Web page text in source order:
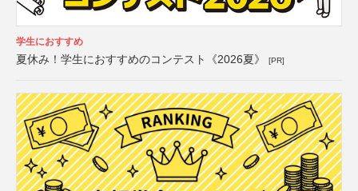
学生におすすめ
夏休み！学生におすすめのコンテスト《2026夏》 [PR]